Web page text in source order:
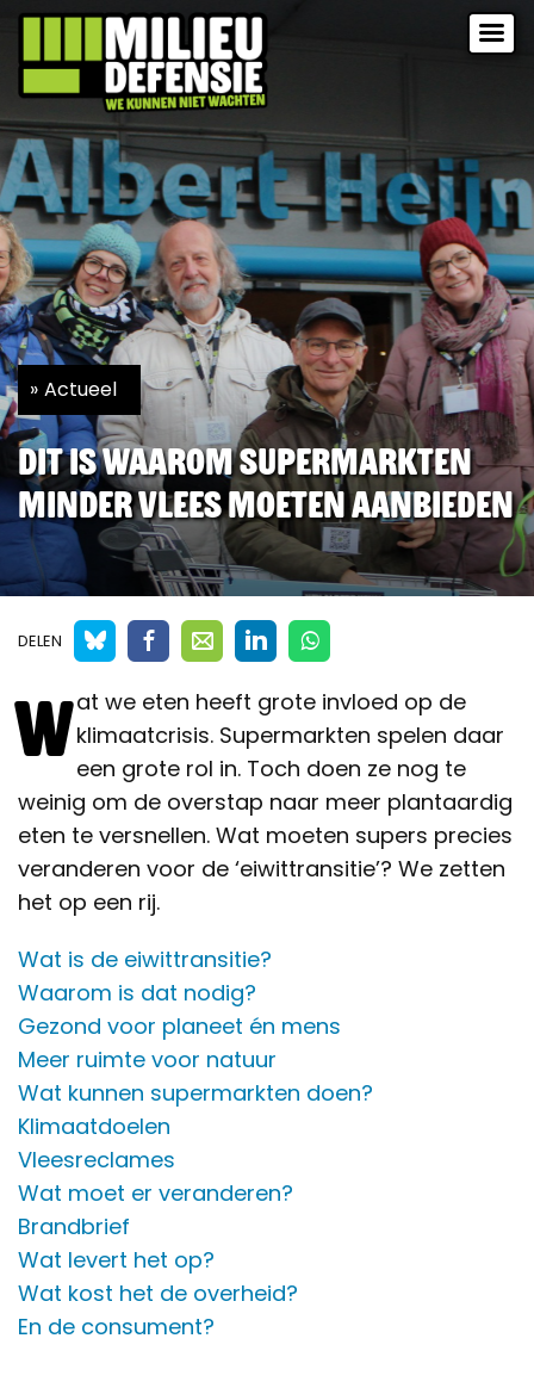
Actueel
Dit is waarom supermarkten
minder vlees moeten aanbieden
DELEN
Wat we eten heeft grote invloed op de
klimaatcrisis. Supermarkten spelen daar
een grote rol in. Toch doen ze nog te
weinig om de overstap naar meer plantaardig
eten te versnellen. Wat moeten supers precies
veranderen voor de ‘eiwittransitie’? We zetten
het op een rij.
Wat is de eiwittransitie?
Waarom is dat nodig?
Gezond voor planeet én mens
Meer ruimte voor natuur
Wat kunnen supermarkten doen?
Klimaatdoelen
Vleesreclames
Wat moet er veranderen?
Brandbrief
Wat levert het op?
Wat kost het de overheid?
En de consument?